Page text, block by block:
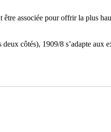
associée pour offrir la plus
côtés), 1909/8 s’adapte aux